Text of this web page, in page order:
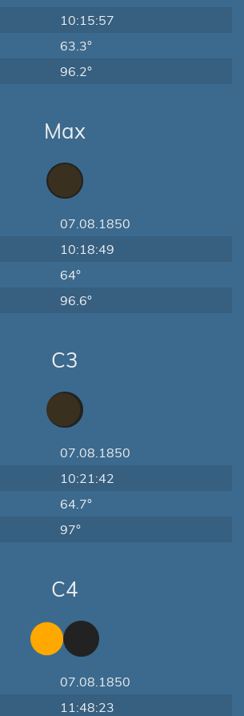
10:15:57
63.3°
96.2°
Max
07.08.1850
10:18:49
64°
96.6°
C3
07.08.1850
10:21:42
64.7°
97°
C4
07.08.1850
11:48:23